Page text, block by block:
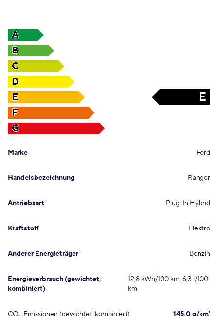
A
B
C
D
E
E
F
G
Marke Ford
Handelsbezeichnung Ranger
Antriebsart Plug-In Hybrid
Kraftstoff Elektro
Anderer Energieträger Benzin
Energieverbrauch (gewichtet,
kombiniert)
12,8 kWh/100 km, 6,3 l/100
km
CO₂-Emissionen (gewichtet, kombiniert) 145,0 g/km¹